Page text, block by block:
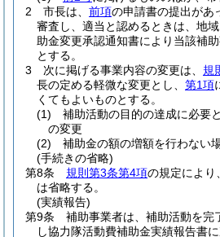
2
市長は、 前項の申請書の提出があ
審査し、適当と認めるときは、地
助金変更承認通知書により当該補
とする。
3
次に掲げる事業内容の変更は、 規
長の定める軽微な変更とし、 第1項
くてもよいものとする。
(1)
補助活動の目的の達成に必要
の変更
(2)
補助金の額の増額を行わない
(手続きの省略)
第8条
規則第3条第4項の規定により、
は省略する。
(実績報告)
第9条
補助事業者は、補助活動を完
し協力隊活動費補助金実績報告書